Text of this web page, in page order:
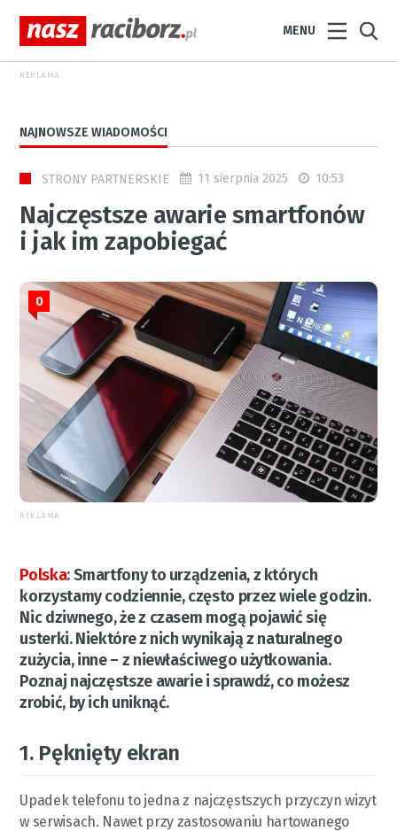
MENU
REKLAMA
NAJNOWSZE WIADOMOŚCI
STRONY PARTNERSKIE 11 sierpnia 2025 10:53
Najczęstsze awarie smartfonów
i jak im zapobiegać
0
REKLAMA
Polska:Smartfony to urządzenia, z których
korzystamy codziennie, często przez wiele godzin.
Nic dziwnego, że z czasem mogą pojawić się
usterki. Niektóre z nich wynikają z naturalnego
zużycia, inne – z niewłaściwego użytkowania.
Poznaj najczęstsze awarie i sprawdź, co możesz
zrobić, by ich uniknąć.
1. Pęknięty ekran
Upadek telefonu to jedna z najczęstszych przyczyn wizyt
w serwisach. Nawet przy zastosowaniu hartowanego